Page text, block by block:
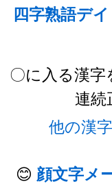
四字熟語デ
〇に入る漢字
連続
他の漢
😊 顔文字メ